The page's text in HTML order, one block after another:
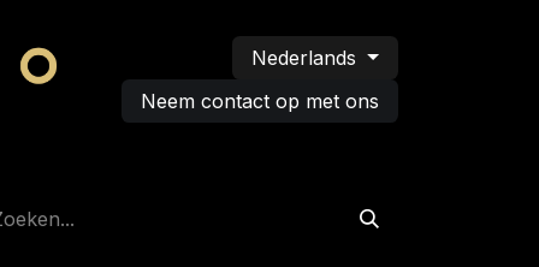
Nederlands
Neem contact op met ons